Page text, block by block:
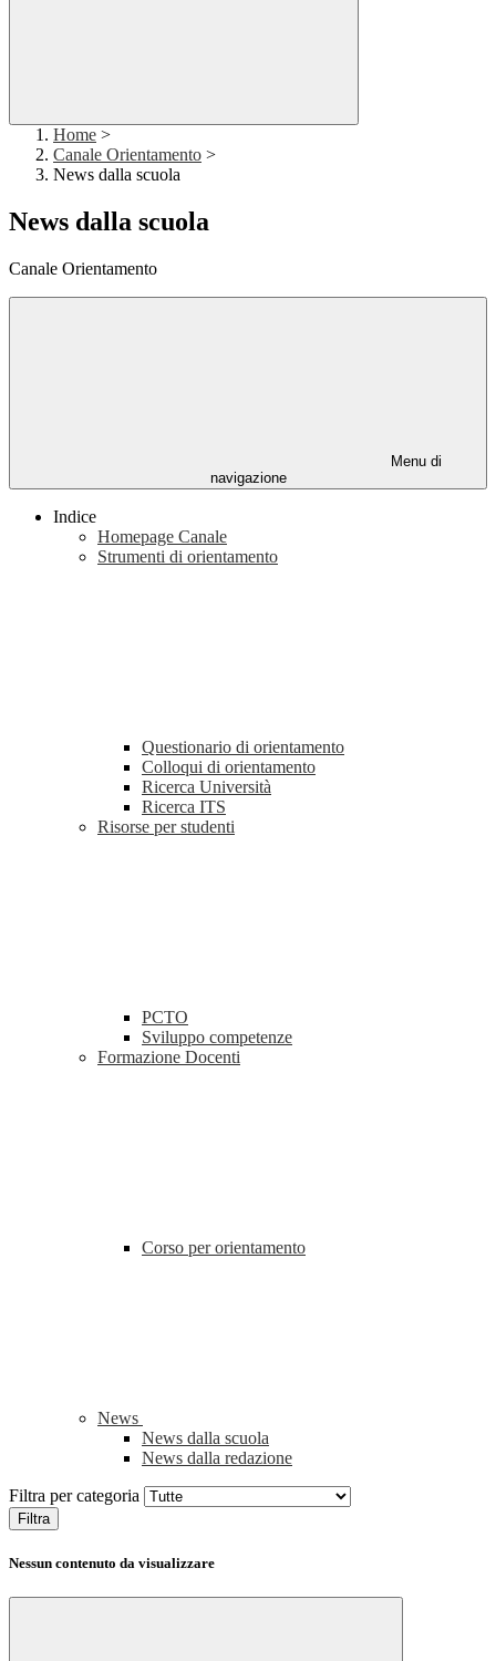
Home >
Canale Orientamento >
News dalla scuola
News dalla scuola
Canale Orientamento
Menu di
navigazione
Indice
Homepage Canale
Strumenti di orientamento
Questionario di orientamento
Colloqui di orientamento
Ricerca Università
Ricerca ITS
Risorse per studenti
PCTO
Sviluppo competenze
Formazione Docenti
Corso per orientamento
News
News dalla scuola
News dalla redazione
Filtra per categoria
Filtra
Nessun contenuto da visualizzare